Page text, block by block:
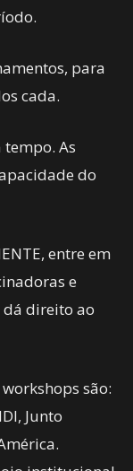
para
cada.
tempo. As
do
entre em
e
direito ao
são:
Junto